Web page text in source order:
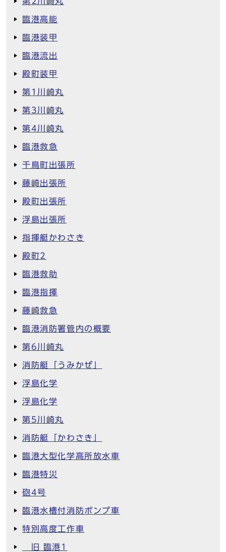
臨港高能
臨港装甲
臨港流出
殿町装甲
第1川崎丸
第3川崎丸
第4川崎丸
臨港救急
千鳥町出張所
藤崎出張所
殿町出張所
浮島出張所
指揮艇かわさき
殿町2
臨港救助
臨港指揮
藤崎救急
臨港消防署管内の概要
第6川崎丸
消防艇「うみかぜ」
浮島化学
浮島化学
第5川崎丸
消防艇「かわさき」
臨港大型化学高所放水車
臨港特災
砲4号
臨港水槽付消防ポンプ車
特別高度工作車
旧 臨港1